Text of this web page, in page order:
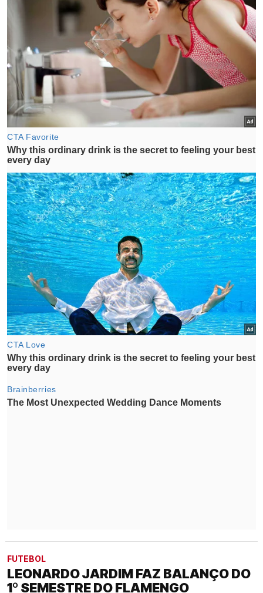
FUTEBOL
LEONARDO JARDIM FAZ BALANÇO DO
1º SEMESTRE DO FLAMENGO